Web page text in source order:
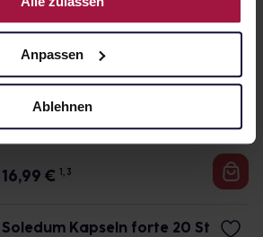
Anpassen
Ablehnen
12,61€ 1, 3
WICK MediNait Erkältungssir
up für die Nacht
16,99 € 1, 3
Soledum Kapseln forte 20 St